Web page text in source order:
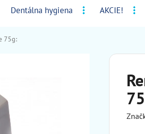
Dentálna hygiena AKCIE!
75g: